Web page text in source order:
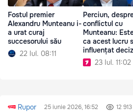
Fostul premier
Alexandru Munteanu i-
a urat curaj
succesorului său
22 Iul. 08:11
Perciun,
conflictul cu
Munteanu:
ca acest lucru
influențat
de a demisiona
23 Iul. 11:02
Rupor 25 iunie 2026, 16:52 12 913